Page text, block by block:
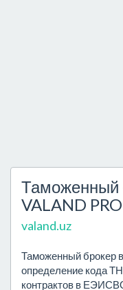
Таможенный
VALAND PRO
valand.uz
Таможенный брокер
определение кода
контрактов в